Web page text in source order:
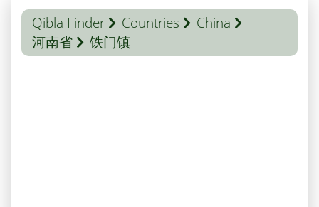
Qibla Finder Countries
China
河南省
铁门镇